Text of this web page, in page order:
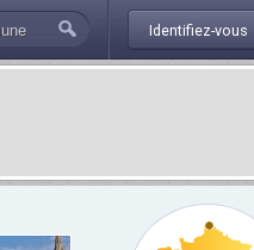
Identifiez-vous